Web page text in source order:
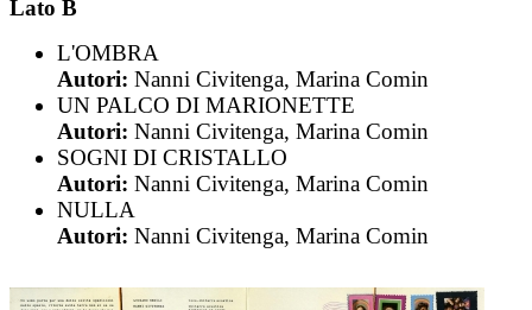
Lato B
L'OMBRA
Autori: Nanni Civitenga, Marina Comin
UN PALCO DI MARIONETTE
Autori: Nanni Civitenga, Marina Comin
SOGNI DI CRISTALLO
Autori: Nanni Civitenga, Marina Comin
NULLA
Autori: Nanni Civitenga, Marina Comin